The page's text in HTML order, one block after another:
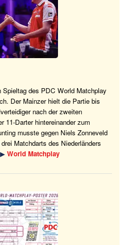
des PDC World Matchplay
Der Mainzer hielt die Partie bis
nach der zweiten
11-Darter hintereinander zum
musste gegen Niels Zonneveld
Matchdarts des Niederländers
▶ World Matchplay